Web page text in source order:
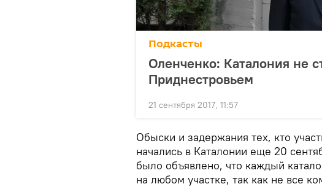
Подкасты
Оленченко: Каталония не
Приднестровьем
21 сентября 2017, 11:57
Обыски и задержания тех, кто
начались в Каталонии еще 20
было объявлено, что каждый
на любом участке, так как не все